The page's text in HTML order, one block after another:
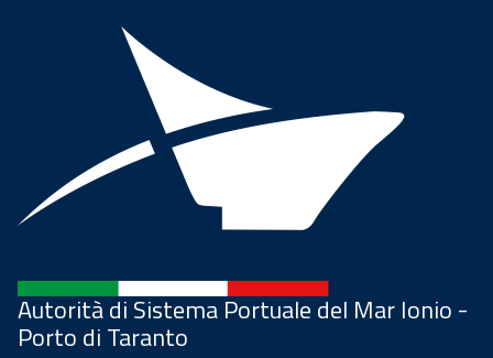
Autorità di Sistema Portuale del Mar Ionio -
Porto di Taranto